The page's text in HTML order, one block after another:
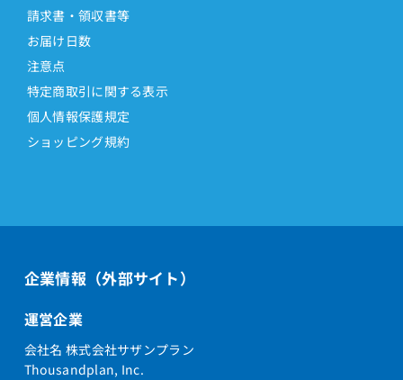
請求書・領収書等
お届け日数
注意点
特定商取引に関する表示
個人情報保護規定
ショッピング規約
企業情報（外部サイト）
運営企業
会社名 株式会社サザンプラン
Thousandplan, Inc.